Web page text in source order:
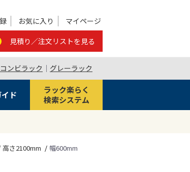
お気に入り マイページ
見積り／注文リストを見る
ンビラック ｜ グレーラック
ド
ラック楽らく
検索システム
高さ2100mm 幅600mm